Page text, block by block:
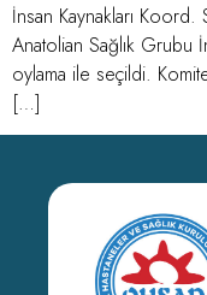
İnsan Kaynakları
Anatolian Sağlık Grubu
oylama ile seçildi.
[…]